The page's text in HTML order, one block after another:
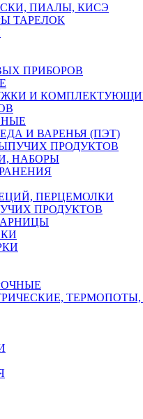
ПИАЛЫ, КИСЭ
ТАРЕЛОК
ПРИБОРОВ
И
И ВАРЕНЬЯ (ПЭТ)
ПРОДУКТОВ
НАБОРЫ
ПЕРЦЕМОЛКИ
ПРОДУКТОВ